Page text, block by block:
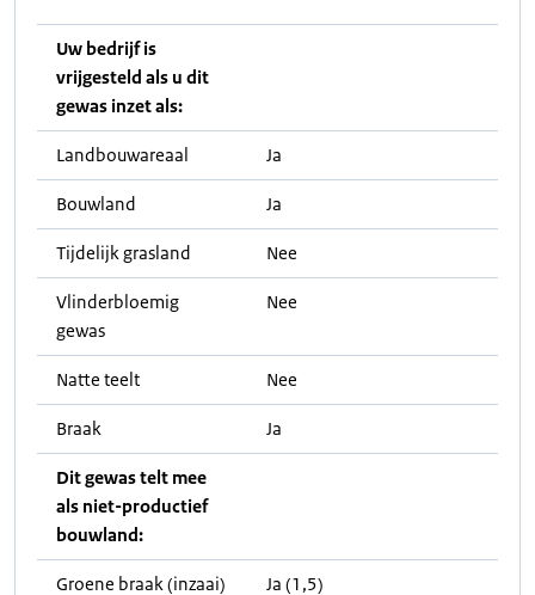
Uw bedrijf is
vrijgesteld als u dit
gewas inzet als:
Landbouwareaal Ja
Bouwland Ja
Tijdelijk grasland Nee
Vlinderbloemig
gewas
Nee
Natte teelt Nee
Braak Ja
Dit gewas telt mee
als niet-productief
bouwland:
Groene braak (inzaai) Ja (1,5)